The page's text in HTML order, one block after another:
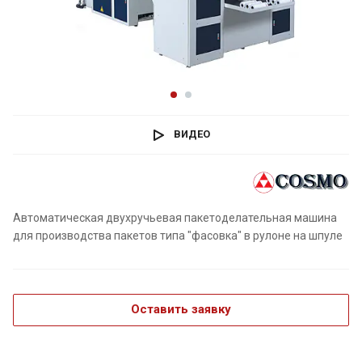
ВИДЕО
Автоматическая двухручьевая пакетоделательная машина
для производства пакетов типа "фасовка" в рулоне на шпуле
Оставить заявку